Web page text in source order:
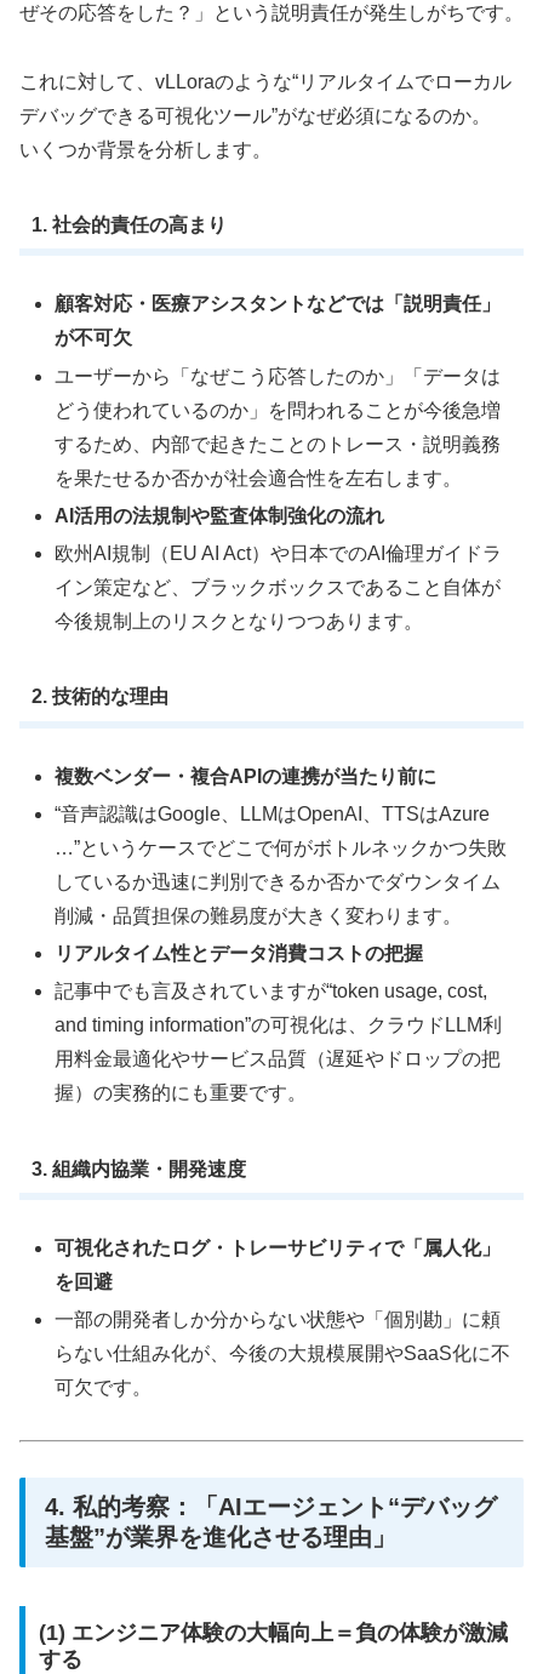
ぜその応答をした？」という説明責任が発生しがちです。
これに対して、vLLoraのような“リアルタイムでローカル
デバッグできる可視化ツール”がなぜ必須になるのか。
いくつか背景を分析します。
1. 社会的責任の高まり
顧客対応・医療アシスタントなどでは「説明責任」
が不可欠
ユーザーから「なぜこう応答したのか」「データは
どう使われているのか」を問われることが今後急増
するため、内部で起きたことのトレース・説明義務
を果たせるか否かが社会適合性を左右します。
AI活用の法規制や監査体制強化の流れ
欧州AI規制（EU AI Act）や日本でのAI倫理ガイドラ
イン策定など、ブラックボックスであること自体が
今後規制上のリスクとなりつつあります。
2. 技術的な理由
複数ベンダー・複合APIの連携が当たり前に
“音声認識はGoogle、LLMはOpenAI、TTSはAzure
…”というケースでどこで何がボトルネックかつ失敗
しているか迅速に判別できるか否かでダウンタイム
削減・品質担保の難易度が大きく変わります。
リアルタイム性とデータ消費コストの把握
記事中でも言及されていますが“token usage, cost,
and timing information”の可視化は、クラウドLLM利
用料金最適化やサービス品質（遅延やドロップの把
握）の実務的にも重要です。
3. 組織内協業・開発速度
可視化されたログ・トレーサビリティで「属人化」
を回避
一部の開発者しか分からない状態や「個別勘」に頼
らない仕組み化が、今後の大規模展開やSaaS化に不
可欠です。
4. 私的考察：「AIエージェント“デバッグ
基盤”が業界を進化させる理由」
(1) エンジニア体験の大幅向上＝負の体験が激減
する